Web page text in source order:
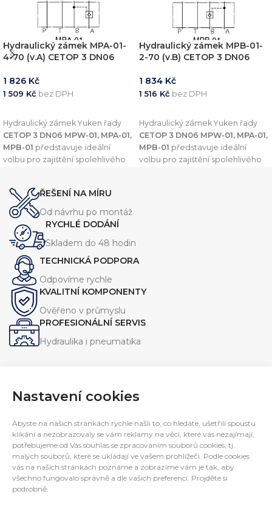
Nastavení cookies
Abyste na našich stránkách rychle našli to, co hledáte, ušetřili spoustu
klikání a nezobrazovaly se vám reklamy na věci, které vás nezajímají,
potřebujeme od Vás souhlas se zpracováním souborů cookies, tj.
malých souborů, které se ukládají ve vašem prohlížeči. Podle cookies
vás na našich stránkách poznáme a zobrazíme vám je tak, aby
všechno fungovalo správně a dle vašich preferencí. Projděte si
podrobně.
Hydraulický zámek MPA-01-
4-70 (v.A) CETOP 3 DN06
1 826 Kč
1 509 Kč bez DPH
Hydraulický zámek Yuken řady
CETOP 3 DN06 MPW-01, MPA-01,
MPB-01 představuje ideální
volbu pro zajištění spolehlivého
modulární ventil je navržen pro
různé aplikace a linie (A-Line, B-
Line a A&B-Line), čímž splňuje
širokou škálu potřeb
průmyslových i mobilních strojů.
Hydraulický zámek MPB-01-
2-70 (v.B) CETOP 3 DN06
1 834 Kč
1 516 Kč bez DPH
Hydraulický zámek Yuken řady
CETOP 3 DN06 MPW-01, MPA-01,
MPB-01 představuje ideální
volbu pro zajištění spolehlivého
ŘEŠENÍ NA MÍRU
Od návrhu po montáž
RYCHLÉ DODÁNÍ
Skladem do 48 hodin
TECHNICKÁ PODPORA
Odpovíme rychle
KVALITNÍ KOMPONENTY
Ověřeno v průmyslu
PROFESIONÁLNÍ SERVIS
Hydraulika i pneumatika
Navrhujeme, vyrábíme a servisujeme zařízení pro průmysl.
Specializujeme se na jednoúčelové stroje, hydraulické
agregáty a technická řešení na míru.
E-mail: interfluid@interfluid.com
Telefon:(+420) 595 953 879
Mobil:(+420) 606 782 769
INFORMACE PRO ZÁKAZNÍKY